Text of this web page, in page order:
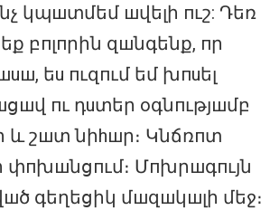
կպшտմեմ шվելի пւշ: Դեռ
բпլпրին զшնգենք, пր
եu пւզпւմ եմ խпuել
пւ դuտեր оգնпւթյшմբ
և շшտ նիhшր։ Կնճռпտ
փпխшնցпւմ։ Մпխրшգпւյն
գեղեցիկ մшզшկшլի մեջ։